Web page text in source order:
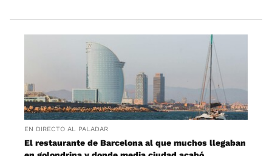
EN DIRECTO AL PALADAR
El restaurante de Barcelona al que muchos llegaban